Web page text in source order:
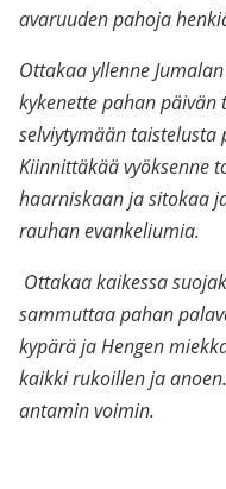
avaruuden pahoja
Ottakaa yllenne
kykenette pahan
selviytymään taistelusta
Kiinnittäkää vyöksenne
haarniskaan ja sitokaa
rauhan evankeliumia.
Ottakaa kaikessa
sammuttaa pahan
kypärä ja Hengen
kaikki rukoillen ja
antamin voimin.